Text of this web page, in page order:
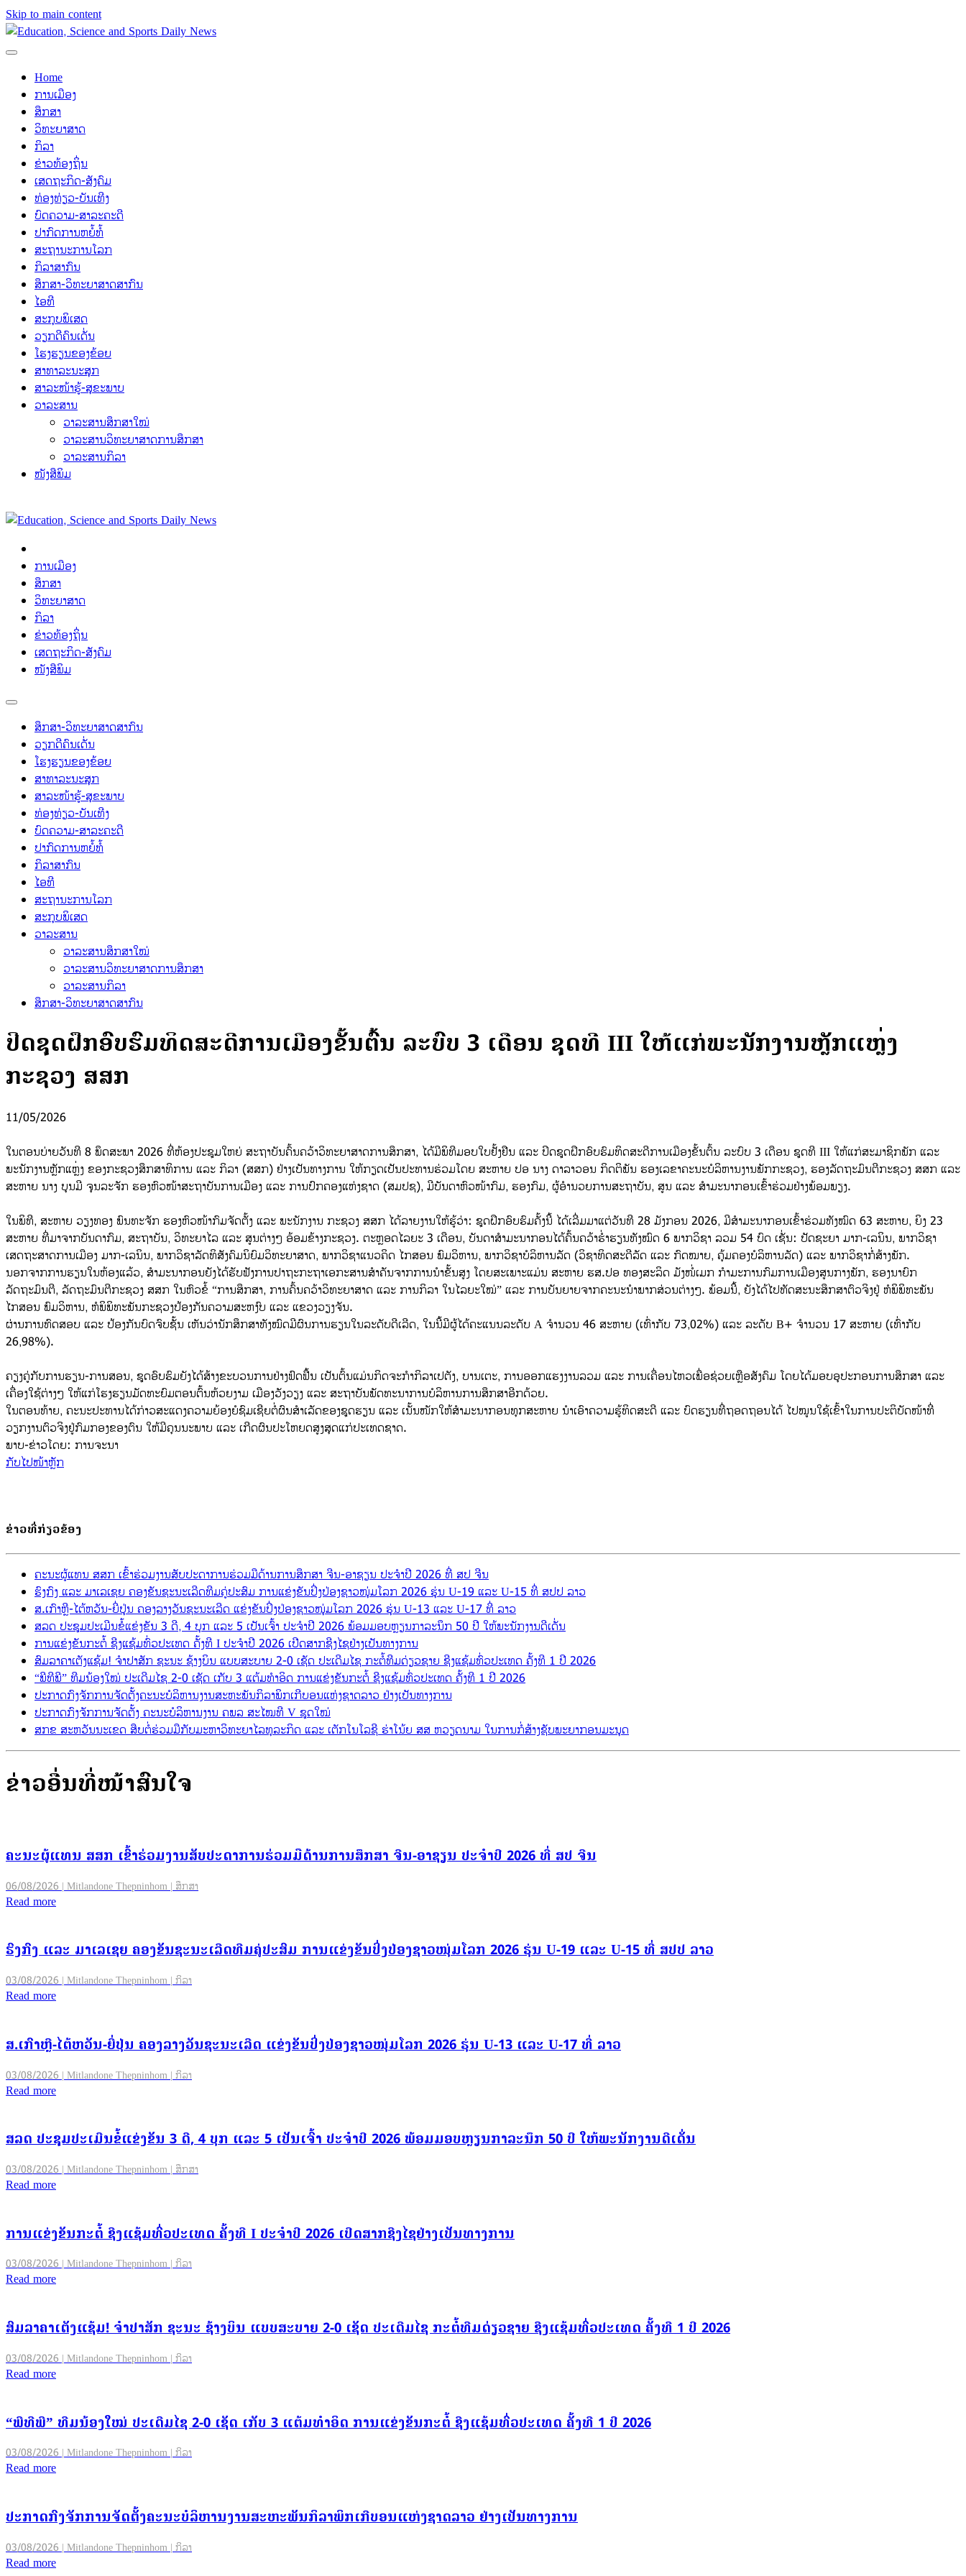
Skip to main content
Home
ການເມືອງ
ສຶກສາ
ວິທະຍາສາດ
ກິລາ
ຂ່າວທ້ອງຖິ່ນ
ເສດຖະກິດ-ສັງຄົມ
ທ່ອງທ່ຽວ-ບັນເທີງ
ບົດຄວາມ-ສາລະຄະດີ
ປາກົດການຫຍໍ້ທໍ້
ສະຖານະການໂລກ
ກິລາສາກົນ
ສຶກສາ-ວິທະຍາສາດສາກົນ
ໄອທີ
ສະກຸບພິເສດ
ວຽກດີຄົນເດັ່ນ
ໂຮງຮຽນຂອງຂ້ອຍ
ສາທາລະນະສຸກ
ສາລະໜ້າຮູ້-ສຸຂະພາບ
ວາລະສານ
ວາລະສານສຶກສາໃໝ່
ວາລະສານວິທະຍາສາດການສຶກສາ
ວາລະສານກິລາ
ໜັງສືພິມ
ການເມືອງ
ສຶກສາ
ວິທະຍາສາດ
ກິລາ
ຂ່າວທ້ອງຖິ່ນ
ເສດຖະກິດ-ສັງຄົມ
ໜັງສືພິມ
ສຶກສາ-ວິທະຍາສາດສາກົນ
ວຽກດີຄົນເດັ່ນ
ໂຮງຮຽນຂອງຂ້ອຍ
ສາທາລະນະສຸກ
ສາລະໜ້າຮູ້-ສຸຂະພາບ
ທ່ອງທ່ຽວ-ບັນເທີງ
ບົດຄວາມ-ສາລະຄະດີ
ປາກົດການຫຍໍ້ທໍ້
ກິລາສາກົນ
ໄອທີ
ສະຖານະການໂລກ
ສະກຸບພິເສດ
ວາລະສານ
ວາລະສານສຶກສາໃໝ່
ວາລະສານວິທະຍາສາດການສຶກສາ
ວາລະສານກິລາ
ສຶກສາ-ວິທະຍາສາດສາກົນ
ປິດຊຸດຝຶກອົບຮົມທິດສະດີການເມືອງຂັ້ນຕົ້ນ ລະບົບ 3 ເດືອນ ຊຸດທີ III ໃຫ້ແກ່ພະນັກງານຫຼັກແຫຼ່ງ
ກະຊວງ ສສກ
11/05/2026
​ໃນຕອນບ່າຍວັນທີ 8 ພຶດສະພາ 2026 ທີ່ຫ້ອງປະຊຸມໃຫຍ່ ສະຖາບັນຄົ້ນຄວ້າວິທະຍາສາດການສຶກສາ, ໄດ້ມີພິທີມອບໃບຢັ້ງຢືນ ແລະ ປິດຊຸດຝຶກອົບຮົມທິດສະດີການເມືອງຂັ້ນຕົ້ນ ລະບົບ 3 ເດືອນ ຊຸດທີ III ໃຫ້ແກ່ສະມາຊິກພັກ ແລະ
ພະນັກງານຫຼັກແຫຼ່ງ ຂອງກະຊວງສຶກສາທິການ ແລະ ກິລາ (ສສກ) ຢ່າງເປັນທາງການ ໃຫ້ກຽດເປັນປະທານຮ່ວມໂດຍ ສະຫາຍ ປອ ນາງ ດາລາວອນ ກິດຕິພັນ ຮອງເລຂາຄະນະບໍລິຫານງານພັກກະຊວງ, ຮອງລັດຖະມົນຕີກະຊວງ ສສກ ແລະ
ສະຫາຍ ນາງ ບຸນມີ ຈຸນລະຈັກ ຮອງຫົວໜ້າສະຖາບັນການເມືອງ ແລະ ການປົກຄອງແຫ່ງຊາດ (ສມປຊ), ມີບັນດາຫົວໜ້າກົມ, ຮອງກົມ, ຜູ້ອຳນວຍການສະຖາບັນ, ສູນ ແລະ ສໍາມະນາກອນເຂົ້າຮ່ວມຢ່າງພ້ອມພຽງ.
ໃນພິທີ, ສະຫາຍ ວຽງທອງ ພົນທະຈັກ ຮອງຫົວໜ້າກົມຈັດຕັ້ງ ແລະ ພະນັກງານ ກະຊວງ ສສກ ໄດ້ລາຍງານໃຫ້ຮູ້ວ່າ: ​ຊຸດຝຶກອົບຮົມຄັ້ງນີ້ ໄດ້ເລີ່ມມາແຕ່ວັນທີ 28 ມັງກອນ 2026, ມີສໍາມະນາກອນເຂົ້າຮ່ວມທັງໝົດ 63 ສະຫາຍ, ຍິງ 23
ສະຫາຍ ທີ່ມາຈາກບັນດາກົມ, ສະຖາບັນ, ວິທະຍາໄລ ແລະ ສູນຕ່າງໆ ອ້ອມຂ້າງກະຊວງ. ຕະຫຼອດໄລຍະ 3 ເດືອນ, ບັນດາສໍາມະນາກອນໄດ້ຄົ້ນຄວ້າຮ່ຳຮຽນທັງໝົດ 6 ພາກວິຊາ ລວມ 54 ບົດ ເຊັ່ນ: ປັດຊະຍາ ມາກ-ເລນິນ, ພາກວິຊາ
ເສດຖະສາດການເມືອງ ມາກ-ເລນິນ, ພາກວິຊາລັດທິສັງຄົມນິຍົມວິທະຍາສາດ, ພາກວິຊາແນວຄິດ ໄກສອນ ພົມວິຫານ, ພາກວິຊາບໍລິຫານລັດ (ວິຊາທິດສະດີລັດ ແລະ ກົດໝາຍ, ຄຸ້ມຄອງບໍລິຫານລັດ) ແລະ ພາກວິຊາກໍ່ສ້າງພັກ.
​ນອກຈາກການຮຽນໃນຫ້ອງແລ້ວ, ສໍາມະນາກອນຍັງໄດ້ຮັບຟັງການປາຖະກະຖາເອກະສານສຳຄັນຈາກການນຳຂັ້ນສູງ ໂດຍສະເພາະແມ່ນ ສະຫາຍ ຮສ.ປອ ທອງສະລິດ ມັງໜໍ່ເມກ ກໍາມະການກົມການເມືອງສູນກາງພັກ, ຮອງນາຍົກ
ລັດຖະມົນຕີ, ລັດຖະມົນຕີກະຊວງ ສສກ ໃນຫົວຂໍ້ “ການສຶກສາ, ການຄົ້ນຄວ້າວິທະຍາສາດ ແລະ ການກິລາ ໃນໄລຍະໃໝ່” ແລະ ການບັນຍາຍຈາກຄະນະນຳພາກສ່ວນຕ່າງໆ. ພ້ອມນີ້, ຍັງໄດ້ໄປທັດສະນະສຶກສາຕົວຈິງຢູ່ ຫໍພິພິທະພັນ
ໄກສອນ ພົມວິຫານ, ຫໍພິພິທະພັນກະຊວງປ້ອງກັນຄວາມສະຫງົບ ແລະ ແຂວງວຽງຈັນ.
​ຜ່ານການທົດສອບ ແລະ ປ້ອງກັນບົດຈົບຊັ້ນ ເຫັນວ່ານັກສຶກສາທັງໝົດມີຜົນການຮຽນໃນລະດັບດີເລີດ, ໃນນີ້ມີຜູ້ໄດ້ຄະແນນລະດັບ A ຈຳນວນ 46 ສະຫາຍ (ເທົ່າກັບ 73,02%) ແລະ ລະດັບ B+ ຈຳນວນ 17 ສະຫາຍ (ເທົ່າກັບ
26,98%).
​ຄຽງຄູ່ກັບການຮຽນ-ການສອນ, ຊຸດອົບຮົມຍັງໄດ້ສ້າງຂະບວນການຢ່າງຟົດຟື້ນ ເປັນຕົ້ນແມ່ນກິດຈະກຳກິລາເປຕັງ, ບານເຕະ, ການອອກແຮງງານລວມ ແລະ ການເຄື່ອນໄຫວເພື່ອຊ່ວຍເຫຼືອສັງຄົມ ໂດຍໄດ້ມອບອຸປະກອນການສຶກສາ ແລະ
ເຄື່ອງໃຊ້ຕ່າງໆ ໃຫ້ແກ່ໂຮງຮຽນມັດທະຍົມຕອນຕົ້ນຫ້ວຍງາມ ເມືອງວັງວຽງ ແລະ ສະຖາບັນພັດທະນາການບໍລິຫານການສຶກສາອີກດ້ວຍ.
​ໃນຕອນທ້າຍ, ຄະນະປະທານໄດ້ກ່າວສະແດງຄວາມຍ້ອງຍໍຊົມເຊີຍຕໍ່ຜົນສຳເລັດຂອງຊຸດຮຽນ ແລະ ເນັ້ນໜັກໃຫ້ສໍາມະນາກອນທຸກສະຫາຍ ນຳເອົາຄວາມຮູ້ທິດສະດີ ແລະ ບົດຮຽນທີ່ຖອດຖອນໄດ້ ໄປໝູນໃຊ້ເຂົ້າໃນການປະຕິບັດໜ້າທີ່
ວຽກງານຕົວຈິງຢູ່ກົມກອງຂອງຕົນ ໃຫ້ມີຄຸນນະພາບ ແລະ ເກີດຜົນປະໂຫຍດສູງສຸດແກ່ປະເທດຊາດ.
ພາບ-ຂ່າວໂດຍ: ການຈະນາ
ກັບ​ໄປ​ໜ້າຫຼັກ
ຂ່າວ​ທີ່​ກ່ຽວ​ຂ້ອງ
ຄະນະຜູ້ແທນ ສສກ ເຂົ້າຮ່ວມງານສັບປະດາການຮ່ວມມືດ້ານການສຶກສາ ຈີນ-ອາຊຽນ ປະຈຳປີ 2026 ທີ່ ສປ ຈີນ
ຮົງກົງ ແລະ ມາເລເຊຍ ຄອງຂັນຊະນະເລີດທີມຄູ່ປະສົມ ການແຂ່ງຂັນປິ່ງປ່ອງຊາວໜຸ່ມໂລກ 2026 ຮຸ່ນ U-19 ແລະ U-15 ທີ່ ສປປ ລາວ
ສ.ເກົາຫຼີ-ໄຕ້ຫວັນ-ຍີ່ປຸ່ນ ຄອງລາງວັນຊະນະເລີດ ແຂ່ງຂັນປິ່ງປ່ອງຊາວໜຸ່ມໂລກ 2026 ຮຸ່ນ U-13 ແລະ U-17 ທີ່ ລາວ
ສລດ ປະຊຸມປະເມີນຂໍ້ແຂ່ງຂັນ 3 ດີ, 4 ບຸກ ແລະ 5 ເປັນເຈົ້າ ປະຈຳປີ 2026 ພ້ອມມອບຫຼຽນກາລະນຶກ 50 ປີ ໃຫ້ພະນັກງານດີເດັ່ນ
ການແຂ່ງຂັນກະຕໍ້ ຊີງແຊ້ມທົ່ວປະເທດ ຄັ້ງທີ I ປະຈຳປີ 2026 ເປີດສາກຊີງໄຊຢ່າງເປັນທາງການ
ສົມລາຄາເຕັງແຊ້ມ! ຈຳປາສັກ ຊະນະ ຊ້າງບິນ ແບບສະບາຍ 2-0 ເຊັດ ປະເດີມໄຊ ກະຕໍ້ທີມດ່ຽວຊາຍ ຊີງແຊ້ມທົ່ວປະເທດ ຄັ້ງທີ 1 ປີ 2026
“ພີທີພີ” ທີມນ້ອງໃໝ່ ປະເດີມໄຊ 2-0 ເຊັດ ເກັບ 3 ແຕ້ມທຳອິດ ການແຂ່ງຂັນກະຕໍ້ ຊີງແຊ້ມທົ່ວປະເທດ ຄັ້ງທີ 1 ປີ 2026
ປະກາດກົງຈັກການຈັດຕັ້ງຄະນະບໍລິຫານງານສະຫະພັນກິລາພິກເກີບອນແຫ່ງຊາດລາວ ຢ່າງເປັນທາງການ
ປະກາດກົງຈັກການຈັດຕັ້ງ ຄະນະບໍລິຫານງານ ຄພລ ສະໄໝທີ V ຊຸດໃໝ່
ສກຂ ສະຫວັນນະເຂດ ສືບຕໍ່ຮ່ວມມືກັບມະຫາວິທະຍາໄລທຸລະກິດ ແລະ ເຕັກໂນໂລຊີ ຮ່າໂນ້ຍ ສສ ຫວຽດນາມ ໃນການກໍ່ສ້າງຊັບພະຍາກອນມະນຸດ
​ຂ່າວ​ອື່ນ​ທີ່​ໜ້າ​ສົນ​ໃຈ
ຄະນະຜູ້ແທນ ສສກ ເຂົ້າຮ່ວມງານສັບປະດາການຮ່ວມມືດ້ານການສຶກສາ ຈີນ-ອາຊຽນ ປະຈຳປີ 2026 ທີ່ ສປ ຈີນ
06/08/2026 | Mitlandone Thepninhom | ສຶກສາ
Read more
ຮົງກົງ ແລະ ມາເລເຊຍ ຄອງຂັນຊະນະເລີດທີມຄູ່ປະສົມ ການແຂ່ງຂັນປິ່ງປ່ອງຊາວໜຸ່ມໂລກ 2026 ຮຸ່ນ U-19 ແລະ U-15 ທີ່ ສປປ ລາວ
03/08/2026 | Mitlandone Thepninhom | ກິລາ
Read more
ສ.ເກົາຫຼີ-ໄຕ້ຫວັນ-ຍີ່ປຸ່ນ ຄອງລາງວັນຊະນະເລີດ ແຂ່ງຂັນປິ່ງປ່ອງຊາວໜຸ່ມໂລກ 2026 ຮຸ່ນ U-13 ແລະ U-17 ທີ່ ລາວ
03/08/2026 | Mitlandone Thepninhom | ກິລາ
Read more
ສລດ ປະຊຸມປະເມີນຂໍ້ແຂ່ງຂັນ 3 ດີ, 4 ບຸກ ແລະ 5 ເປັນເຈົ້າ ປະຈຳປີ 2026 ພ້ອມມອບຫຼຽນກາລະນຶກ 50 ປີ ໃຫ້ພະນັກງານດີເດັ່ນ
03/08/2026 | Mitlandone Thepninhom | ສຶກສາ
Read more
ການແຂ່ງຂັນກະຕໍ້ ຊີງແຊ້ມທົ່ວປະເທດ ຄັ້ງທີ I ປະຈຳປີ 2026 ເປີດສາກຊີງໄຊຢ່າງເປັນທາງການ
03/08/2026 | Mitlandone Thepninhom | ກິລາ
Read more
ສົມລາຄາເຕັງແຊ້ມ! ຈຳປາສັກ ຊະນະ ຊ້າງບິນ ແບບສະບາຍ 2-0 ເຊັດ ປະເດີມໄຊ ກະຕໍ້ທີມດ່ຽວຊາຍ ຊີງແຊ້ມທົ່ວປະເທດ ຄັ້ງທີ 1 ປີ 2026
03/08/2026 | Mitlandone Thepninhom | ກິລາ
Read more
“ພີທີພີ” ທີມນ້ອງໃໝ່ ປະເດີມໄຊ 2-0 ເຊັດ ເກັບ 3 ແຕ້ມທຳອິດ ການແຂ່ງຂັນກະຕໍ້ ຊີງແຊ້ມທົ່ວປະເທດ ຄັ້ງທີ 1 ປີ 2026
03/08/2026 | Mitlandone Thepninhom | ກິລາ
Read more
ປະກາດກົງຈັກການຈັດຕັ້ງຄະນະບໍລິຫານງານສະຫະພັນກິລາພິກເກີບອນແຫ່ງຊາດລາວ ຢ່າງເປັນທາງການ
03/08/2026 | Mitlandone Thepninhom | ກິລາ
Read more